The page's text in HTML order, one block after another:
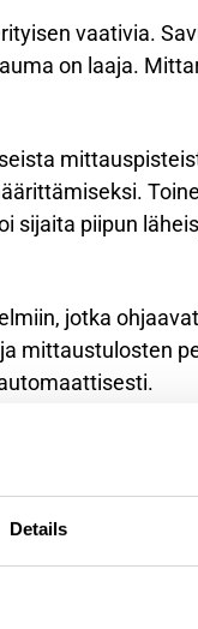
Details
vaativia.
on laaja.
sijaita piipun
jotka
mittaustulosten
välillä
lämpötiloihin ja